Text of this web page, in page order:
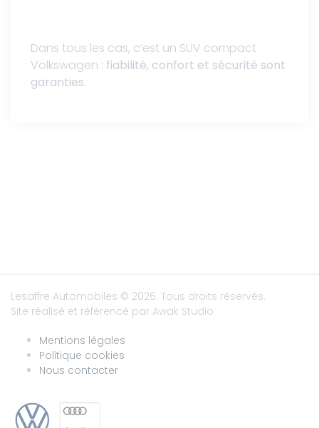
Dans tous les cas, c’est un SUV compact
Volkswagen : fiabilité, confort et sécurité sont
garanties.
Lesaffre Automobiles © 2026. Tous droits réservés.
Site réalisé et référencé par Awak Studio
Mentions légales
Politique cookies
Nous contacter